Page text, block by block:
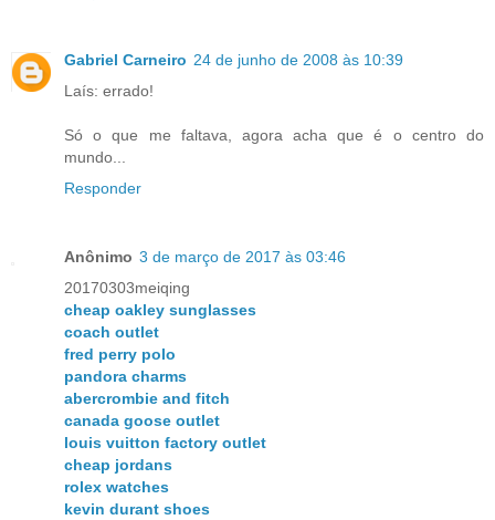
Gabriel Carneiro 24 de junho de 2008 às 10:39
Laís: errado!
Só o que me faltava, agora acha que é o centro do
mundo...
Responder
Anônimo 3 de março de 2017 às 03:46
20170303meiqing
cheap oakley sunglasses
coach outlet
fred perry polo
pandora charms
abercrombie and fitch
canada goose outlet
louis vuitton factory outlet
cheap jordans
rolex watches
kevin durant shoes